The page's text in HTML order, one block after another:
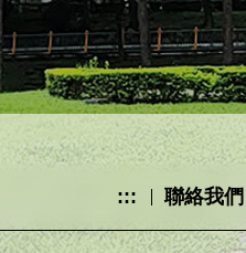
::: 聯絡我們